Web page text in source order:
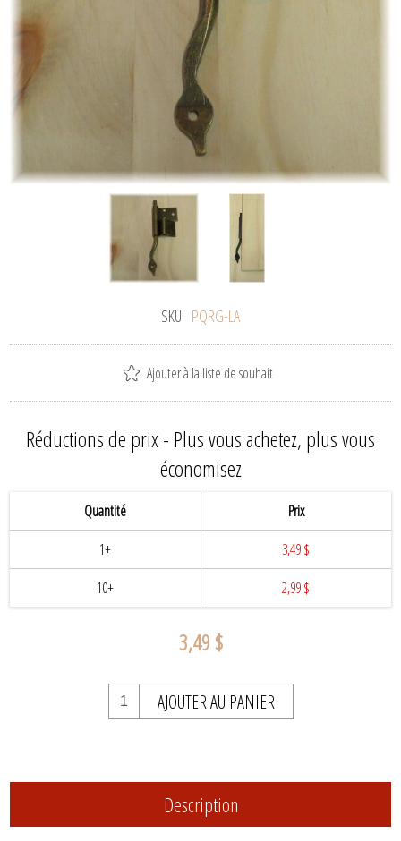
SKU: PQRG-LA
Ajouter à la liste de souhait
Réductions de prix - Plus vous achetez, plus vous
économisez
Quantité
1+
10+
Prix
3,49 $
2,99 $
3,49 $
AJOUTER AU PANIER
Description